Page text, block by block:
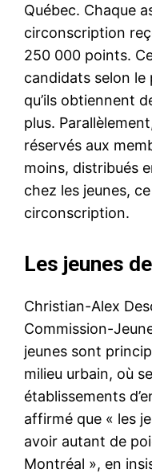
Québec. Chaque
circonscription
250 000 points.
candidats selon
qu’ils obtiennent
plus.
réservés aux
moins, distribués
chez les jeunes,
circonscription.
Les jeunes
Christian-Alex
Commission-
jeunes sont
milieu urbain, où
établissements
affirmé que « les
avoir autant de
Montréal », en